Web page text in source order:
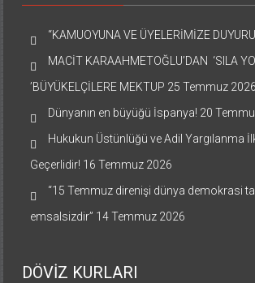
“KAMUOYUNA VE ÜYELERİMİZE
MACİT KARAAHMETOĞLU’DAN ‘SILA
’BÜYÜKELÇİLERE MEKTUP 25 Temmuz 2026
Dünyanın en büyüğü İspanya! 20
Hukukun Üstünlüğü ve Adil Yargılanma
Geçerlidir! 16 Temmuz 2026
“15 Temmuz direnişi dünya demokrasi
emsalsizdir” 14 Temmuz 2026
DÖVİZ KURLARI